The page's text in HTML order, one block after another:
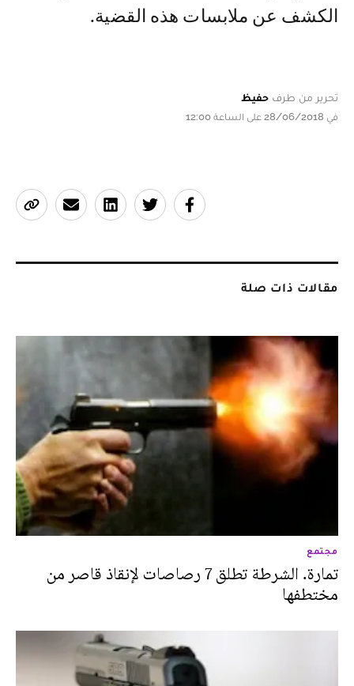
الكشف عن ملابسات هذه القضية.
تحرير من طرف حفيظ
في 28/06/2018 على الساعة 12:00
مقالات ذات صلة
مجتمع
تمارة. الشرطة تطلق 7 رصاصات لإنقاذ قاصر من
مختطفها